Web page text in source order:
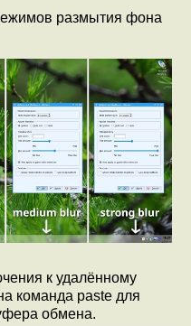
размытия фона
к удалённому
команда paste для
обмена.